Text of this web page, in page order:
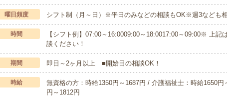
曜日頻度 シフト制（月～日）※平日のみなどの相談もOK※週3なども
時間
【シフト例】07:00～16:0009:00～18:0017:00～09:00※ 上記
談ください！
期間 即日～2ヶ月以上 ■開始日の相談OK！
時給
無資格の方：時給1350円～1687円 / 介護福祉士：時給1650
円～1812円